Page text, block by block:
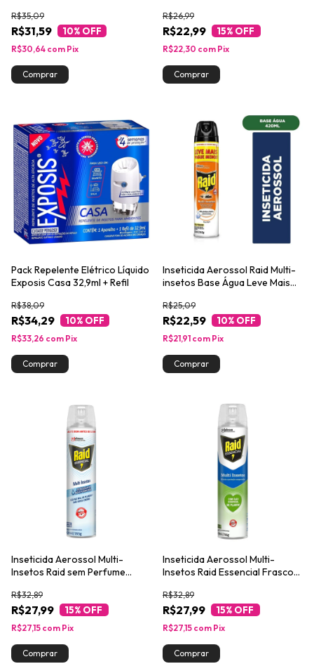
R$31,59
R$35,09
10% OFF
R$30,64 com Pix
R$22,99
R$26,99
15% OFF
R$22,30 com Pix
Pack Repelente Elétrico Líquido
Exposis Casa 32,9ml + Refil
R$34,29
R$38,09
10% OFF
R$33,26 com Pix
Inseticida Aerossol Raid Multi-
insetos Base Água Leve Mais
R$22,59
R$25,09
10% OFF
R$21,91 com Pix
Inseticida Aerossol Multi-
Insetos Raid sem Perfume
R$27,99
R$32,89
15% OFF
R$27,15 com Pix
Inseticida Aerossol Multi-
Insetos Raid Essencial Frasco
R$27,99
R$32,89
15% OFF
R$27,15 com Pix